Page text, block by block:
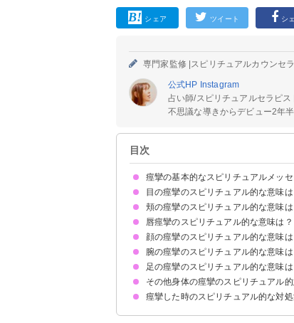
シェア ツイート シ
専門家監修 | スピリチュアルカウンセ
公式HP Instagram
占い師/スピリチュアルセラピ
不思議な導きからデビュー2年
目次
痙攣の基本的なスピリチュアルメッセ
恐怖や不安の暗示
痙攣した部位によって意味が決まる
目の痙攣のスピリチュアル的な意味は
右目の痙攣のスピリチュアル的意味
右まぶたの痙攣のスピリチュアル的意味
右目の下の痙攣のスピリチュアル的意味
左目の痙攣のスピリチュアル的意味
左まぶたの痙攣のスピリチュアル的意味
左目の下の痙攣のスピリチュアル的意味
涙袋の痙攣のスピリチュアル的意味
頬の痙攣のスピリチュアル的な意味は
左頬の痙攣のスピリチュアル的意味
右頬の痙攣のスピリチュアル的意味
唇痙攣のスピリチュアル的な意味は？
上唇の痙攣のスピリチュアル的意味
下唇の痙攣のスピリチュアル的意味
顔の痙攣のスピリチュアル的な意味は
眉毛の痙攣のスピリチュアル的意味
鼻の痙攣のスピリチュアル的意味
こめかみの痙攣のスピリチュアル的意味
口の痙攣のスピリチュアル的意味
鼓膜の痙攣のスピリチュアル的意味
腕の痙攣のスピリチュアル的な意味は
右腕の痙攣のスピリチュアル的意味
左腕の痙攣のスピリチュアル的意味
足の痙攣のスピリチュアル的な意味は
右足の痙攣のスピリチュアル的意味
左足の痙攣のスピリチュアル的意味
その他身体の痙攣のスピリチュアル的
指が痙攣するスピリチュアル的意味
背中が痙攣するスピリチュアル的意味
肩が痙攣するスピリチュアル的意味
筋肉が痙攣するスピリチュアル的意味
痙攣した時のスピリチュアル的な対処